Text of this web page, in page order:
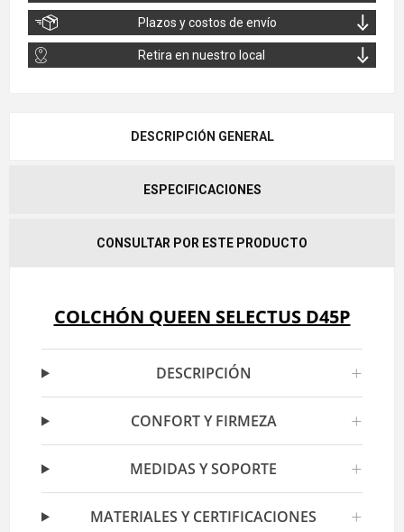
Plazos y costos de envío
Retira en nuestro local
DESCRIPCIÓN GENERAL
ESPECIFICACIONES
CONSULTAR POR ESTE PRODUCTO
COLCHÓN QUEEN SELECTUS D45P
DESCRIPCIÓN +
CONFORT Y FIRMEZA +
MEDIDAS Y SOPORTE +
MATERIALES Y CERTIFICACIONES +